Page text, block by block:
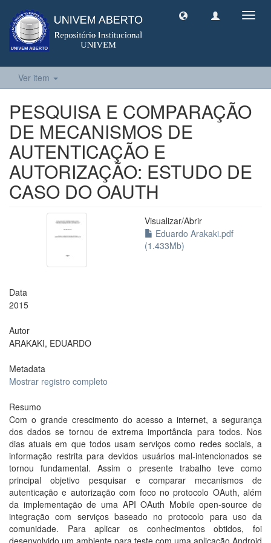
Ver item
PESQUISA E COMPARAÇÃO
DE MECANISMOS DE
AUTENTICAÇÃO E
AUTORIZAÇÃO: ESTUDO DE
CASO DO OAUTH
Visualizar/Abrir
Eduardo Arakaki.pdf
(1.433Mb)
Data
2015
Autor
ARAKAKI, EDUARDO
Metadata
Mostrar registro completo
Resumo
Com o grande crescimento do acesso a internet, a segurança
dos dados se tornou de extrema importância para todos. Nos
dias atuais em que todos usam serviços como redes sociais, a
informação restrita para devidos usuários mal-intencionados se
tornou fundamental. Assim o presente trabalho teve como
principal objetivo pesquisar e comparar mecanismos de
autenticação e autorização com foco no protocolo OAuth, além
da implementação de uma API OAuth Mobile open-source de
integração com serviços baseado no protocolo para uso da
comunidade. Para aplicar os conhecimentos obtidos, foi
desenvolvido um ambiente para teste com uma aplicação Android